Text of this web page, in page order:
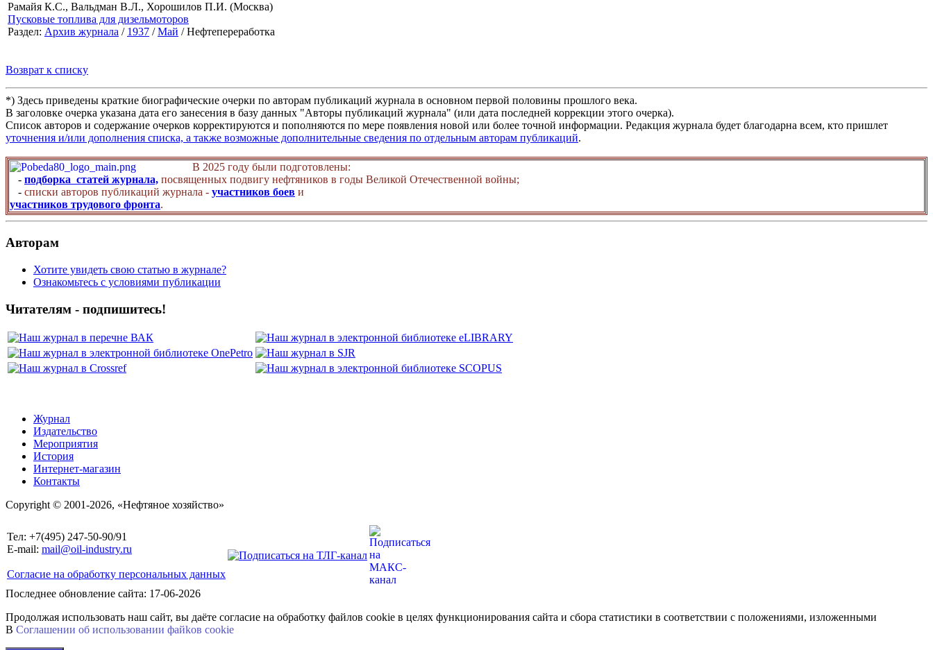
Рамайя К.С., Вальдман В.Л., Хорошилов П.И. (Москва)
Пусковые топлива для дизельмоторов
Раздел: Архив журнала / 1937 /Май / Нефтепереработка
Возврат к списку
*) Здесь приведены краткие биографические очерки по авторам публикаций журнала в основном первой половины прошлого века.
В заголовке очерка указана дата его занесения в базу данных "Авторы публикаций журнала" (или дата последней коррекции этого очерка).
Список авторов и содержание очерков корректируются и пополняются по мере появления новой или более точной информации. Редакция журнала будет благодарна всем, кто пришлет
уточнения и/или дополнения списка, а также возможные дополнительные сведения по отдельным авторам публикаций.
В 2025 году были подготовлены:
- подборка статей журнала, посвященных подвигу нефтяников в годы Великой Отечественной войны;
- списки авторов публикаций журнала - участников боев и
участников трудового фронта.
Авторам
Хотите увидеть свою статью в журнале?
Ознакомьтесь с условиями публикации
Читателям - подпишитесь!
Журнал
Издательство
Мероприятия
История
Интернет-магазин
Контакты
Copyright © 2001-2026, «Нефтяное хозяйство»
Тел: +7(495) 247-50-90/91
E-mail: mail@oil-industry.ru
Согласие на обработку персональных данных
Последнее обновление сайта: 17-06-2026
Продолжая использовать наш сайт, вы даёте согласие на обработку файлов cookie в целях функционирования сайта и сбора статистики в соответствии с положениями, изложенными
В Соглашении об использовании файkов cookie